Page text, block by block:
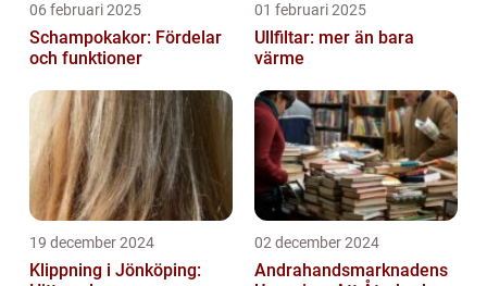
06 februari 2025
Schampokakor: Fördelar
och funktioner
01 februari 2025
Ullfiltar: mer än bara
värme
19 december 2024
Klippning i Jönköping:
02 december 2024
Andrahandsmarknadens